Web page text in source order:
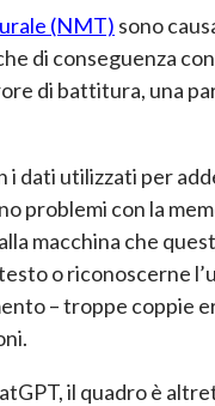
(NMT) sono
di conseguenza
di battitura, una
dati utilizzati per
problemi con la
macchina che
o riconoscerne
– troppe coppie
il quadro è